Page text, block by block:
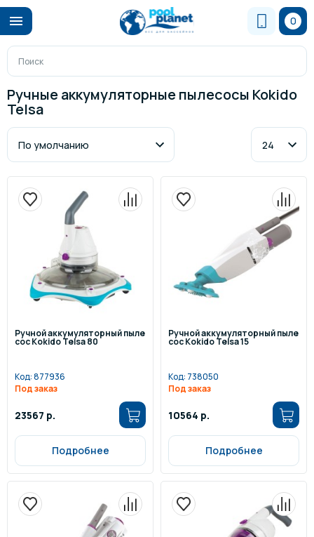
0
Ручные аккумуляторные пылесосы Kokido
Telsa
Ручной аккумуляторный пыле
сос Kokido Telsa 80
Код:877936
Под заказ
23567 р.
Подробнее
Ручной аккумуляторный пыле
сос Kokido Telsa 15
Код: 738050
Под заказ
10564 р.
Подробнее